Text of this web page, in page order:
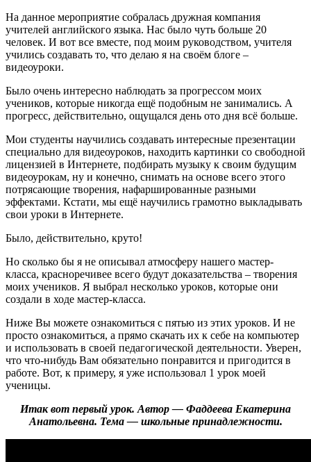
На данное мероприятие собралась дружная компания
учителей английского языка. Нас было чуть больше 20
человек. И вот все вместе, под моим руководством, учителя
учились создавать то, что делаю я на своём блоге –
видеоуроки.
Было очень интересно наблюдать за прогрессом моих
учеников, которые никогда ещё подобным не занимались. А
прогресс, действительно, ощущался день ото дня всё больше.
Мои студенты научились создавать интересные презентации
специально для видеоуроков, находить картинки со свободной
лицензией в Интернете, подбирать музыку к своим будущим
видеоурокам, ну и конечно, снимать на основе всего этого
потрясающие творения, нафаршированные разными
эффектами. Кстати, мы ещё научились грамотно выкладывать
свои уроки в Интернете.
Было, действительно, круто!
Но сколько бы я не описывал атмосферу нашего мастер-
класса, красноречивее всего будут доказательства – творения
моих учеников. Я выбрал несколько уроков, которые они
создали в ходе мастер-класса.
Ниже Вы можете ознакомиться с пятью из этих уроков. И не
просто ознакомиться, а прямо скачать их к себе на компьютер
и использовать в своей педагогической деятельности. Уверен,
что что-нибудь Вам обязательно понравится и пригодится в
работе. Вот, к примеру, я уже использовал 1 урок моей
ученицы.
Итак вот первый урок. Автор — Фаддеева Екатерина
Анатольевна. Тема — школьные принадлежности.